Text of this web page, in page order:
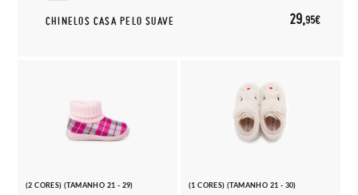
CHINELOS CASA PELO SUAVE 29,95€
(2 CORES) (TAMANHO 21 - 29) (1 CORES) (TAMANHO 21 - 30)